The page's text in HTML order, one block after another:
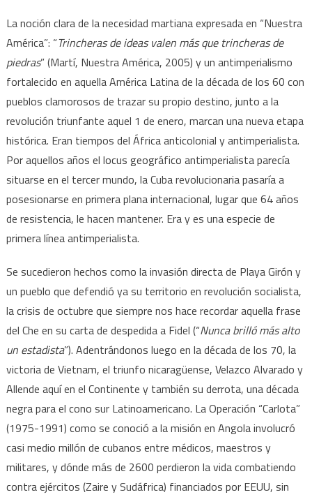
La noción clara de la necesidad martiana expresada en “Nuestra
América”: “Trincheras de ideas valen más que trincheras de
piedras” (Martí, Nuestra América, 2005) y un antimperialismo
fortalecido en aquella América Latina de la década de los 60 con
pueblos clamorosos de trazar su propio destino, junto a la
revolución triunfante aquel 1 de enero, marcan una nueva etapa
histórica. Eran tiempos del África anticolonial y antimperialista.
Por aquellos años el locus geográfico antimperialista parecía
situarse en el tercer mundo, la Cuba revolucionaria pasaría a
posesionarse en primera plana internacional, lugar que 64 años
de resistencia, le hacen mantener. Era y es una especie de
primera línea antimperialista.
Se sucedieron hechos como la invasión directa de Playa Girón y
un pueblo que defendió ya su territorio en revolución socialista,
la crisis de octubre que siempre nos hace recordar aquella frase
del Che en su carta de despedida a Fidel (“Nunca brilló más alto
un estadista”). Adentrándonos luego en la década de los 70, la
victoria de Vietnam, el triunfo nicaragüense, Velazco Alvarado y
Allende aquí en el Continente y también su derrota, una década
negra para el cono sur Latinoamericano. La Operación “Carlota”
(1975-1991) como se conoció a la misión en Angola involucró
casi medio millón de cubanos entre médicos, maestros y
militares, y dónde más de 2600 perdieron la vida combatiendo
contra ejércitos (Zaire y Sudáfrica) financiados por EEUU, sin